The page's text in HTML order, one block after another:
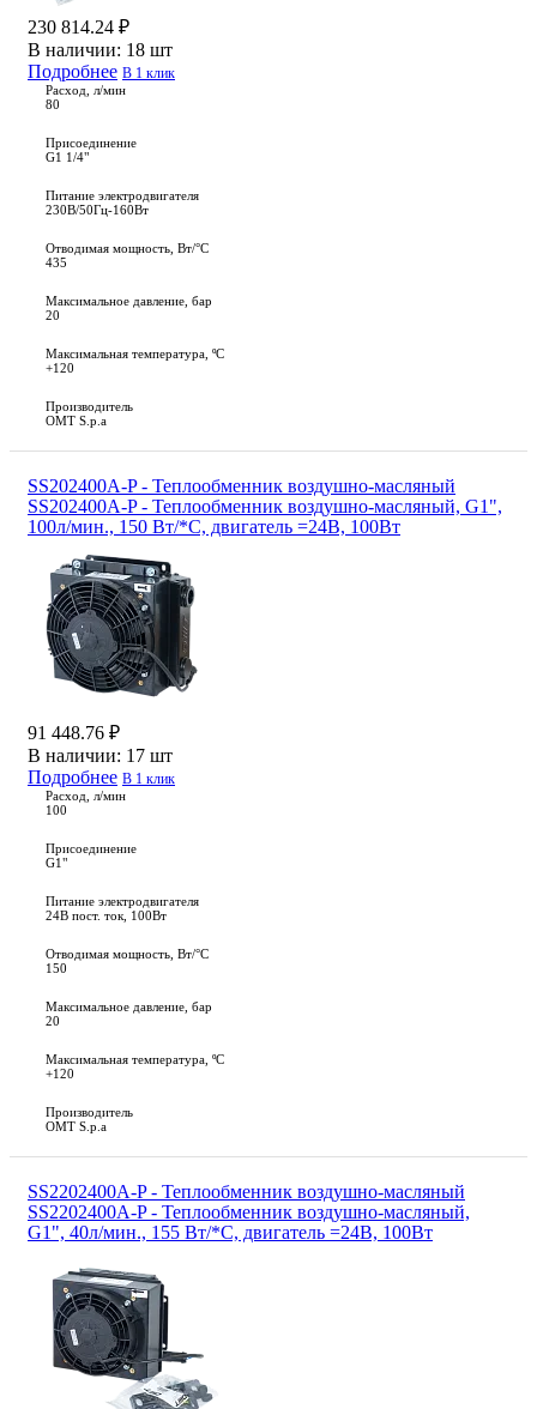
230 814.24 ₽
В наличии: 18 шт
Подробнее В 1 клик
Расход, л/мин
80
Присоединение
G1 1/4"
Питание электродвигателя
230В/50Гц-160Вт
Отводимая мощность, Вт/°C
435
Максимальное давление, бар
20
Максимальная температура, ºС
+120
Производитель
OMT S.p.a
SS202400A-P - Теплообменник воздушно-масляный
SS202400A-P - Теплообменник воздушно-масляный, G1",
100л/мин., 150 Вт/*С, двигатель =24В, 100Вт
91 448.76 ₽
В наличии: 17 шт
Подробнее В 1 клик
Расход, л/мин
100
Присоединение
G1"
Питание электродвигателя
24В пост. ток, 100Вт
Отводимая мощность, Вт/°C
150
Максимальное давление, бар
20
Максимальная температура, ºС
+120
Производитель
OMT S.p.a
SS2202400A-P - Теплообменник воздушно-масляный
SS2202400A-P - Теплообменник воздушно-масляный,
G1", 40л/мин., 155 Вт/*С, двигатель =24В, 100Вт